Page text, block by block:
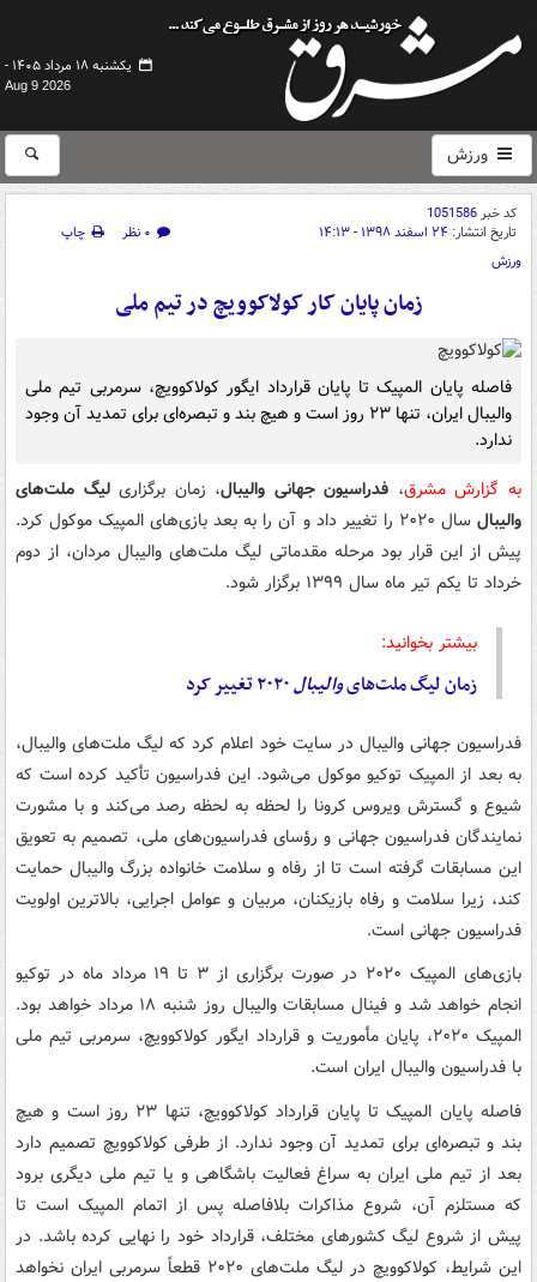
یکشنبه ۱۸ مرداد ۱۴۰۵ -
Aug 9 2026
ورزش
کد خبر1051586
تاریخ انتشار: ۲۴ اسفند ۱۳۹۸ - ۱۴:۱۳ ۰ نظر
چاپ
ورزش
زمان پایان کار کولاکوویچ در تیم ملی
فاصله پایان المپیک تا پایان قرارداد ایگور کولاکوویچ، سرمربی تیم ملی
والیبال ایران، تنها ۲۳ روز است و هیچ بند و تبصره‌ای برای تمدید آن وجود
ندارد.
به گزارش مشرق، فدراسیون جهانی والیبال، زمان برگزاریلیگ ملت‌های
والیبال
سال ۲۰۲۰ را تغییر داد و آن را به بعد بازی‌های المپیک موکول کرد.
پیش از این قرار بود مرحله مقدماتی لیگ ملت‌های والیبال مردان، از دوم
خرداد تا یکم تیر ماه سال ۱۳۹۹ برگزار شود.
بیشتر بخوانید:
زمان لیگ ملت‌هایوالیبال
فدراسیون جهانی والیبال در سایت خود اعلام کرد که لیگ ملت‌های والیبال،
به بعد از المپیک توکیو موکول می‌شود. این فدراسیون تأکید کرده است که
شیوع و گسترش ویروس کرونا را لحظه به لحظه رصد می‌کند و با مشورت
نمایندگان فدراسیون جهانی و رؤسای فدراسیون‌های ملی، تصمیم به تعویق
این مسابقات گرفته است تا از رفاه و سلامت خانواده بزرگ والیبال حمایت
کند، زیرا سلامت و رفاه بازیکنان، مربیان و عوامل اجرایی، بالاترین اولویت
فدراسیون جهانی است.
بازی‌های المپیک ۲۰۲۰ در صورت برگزاری از ۳ تا ۱۹ مرداد ماه در توکیو
انجام خواهد شد و فینال مسابقات والیبال روز شنبه ۱۸ مرداد خواهد بود.
المپیک ۲۰۲۰، پایان مأموریت و قرارداد ایگور کولاکوویچ، سرمربی تیم ملی
با فدراسیون والیبال ایران است.
فاصله پایان المپیک تا پایان قرارداد کولاکوویچ، تنها ۲۳ روز است و هیچ
بند و تبصره‌ای برای تمدید آن وجود ندارد. از طرفی کولاکوویچ تصمیم دارد
بعد از تیم ملی ایران به سراغ فعالیت باشگاهی و یا تیم ملی دیگری برود
که مستلزم آن، شروع مذاکرات بلافاصله پس از اتمام المپیک است تا
پیش از شروع لیگ کشورهای مختلف، قرارداد خود را نهایی کرده باشد. در
این شرایط، کولاکوویچ در لیگ ملت‌های ۲۰۲۰ قطعاً سرمربی ایران نخواهد